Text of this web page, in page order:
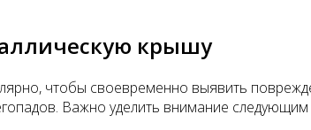
крышу
чтобы своевременно выявить
Важно уделить внимание следующим